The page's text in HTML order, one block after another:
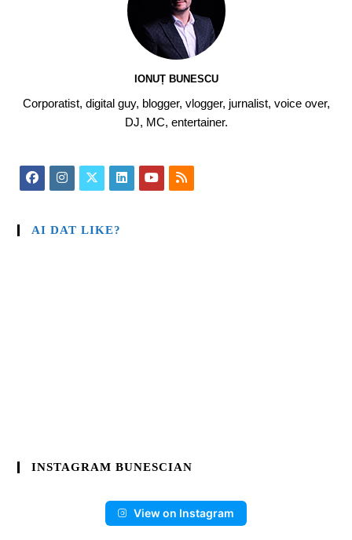
IONUȚ BUNESCU
Corporatist, digital guy, blogger, vlogger, jurnalist, voice over,
DJ, MC, entertainer.
AI DAT LIKE?
INSTAGRAM BUNESCIAN
View on Instagram